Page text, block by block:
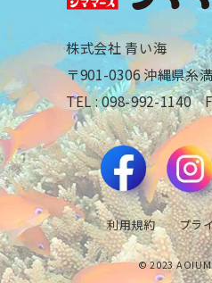
株式会社 青い海
〒901-0306 沖縄県糸
TEL : 098-992-1140
利用規約 プラ
© 2023